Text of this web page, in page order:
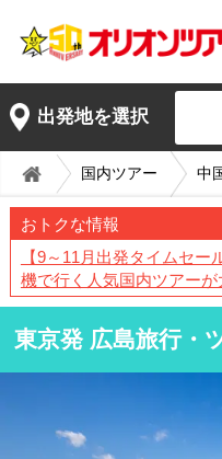
出発地を選択
国内ツアー 中
おトクな情報
【9～11月出発タイムセ
機で行く人気国内ツアー
東京発 広島旅行・